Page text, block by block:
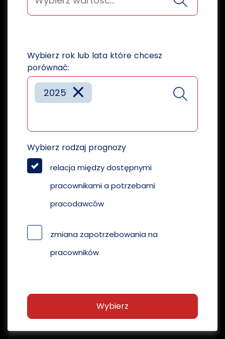
Wybierz rok lub lata które chcesz
porównać:
×
2025
Wybierz rodzaj prognozy
relacja między dostępnymi
pracownikami a potrzebami
pracodawców
zmiana zapotrzebowania na
pracowników
Wybierz